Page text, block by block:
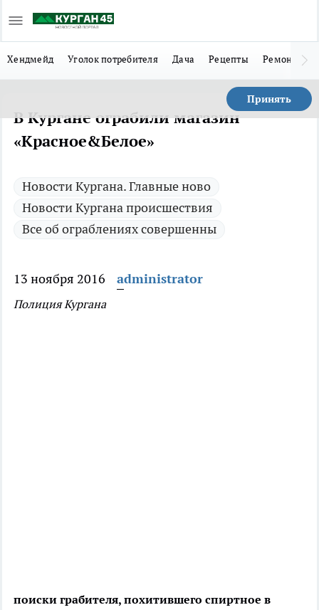
Хендмейд Уголок потребителя Дача Рецепты Ремонт
Принять
В Кургане ограбили магазин
«Красное&Белое»
Новости Кургана. Главные ново
Новости Кургана происшествия
Все об ограблениях совершенны
13 ноября 2016 administrator
Полиция Кургана
поиски грабителя, похитившего спиртное в